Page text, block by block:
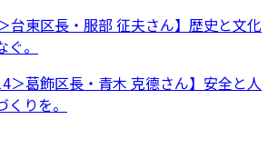
台東区長・服部 征夫さん】歴史と文化
。